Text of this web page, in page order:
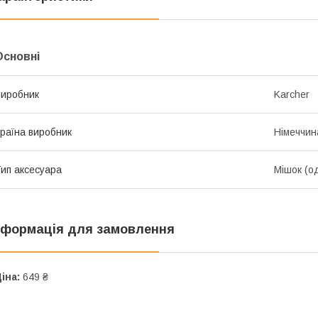
Karcher
виробник
аксесуара Мішок
для замовлення
649 ₴